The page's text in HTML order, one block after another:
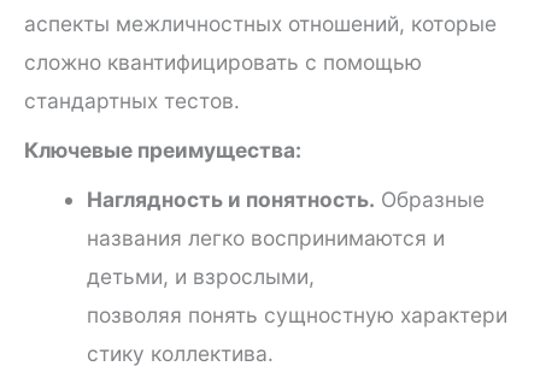
аспекты межличностных отношений, которые
сложно квантифицировать с помощью
стандартных тестов.
Ключевые преимущества:
Наглядность и понятность. Образные
названия легко воспринимаются и
детьми, и взрослыми,
позволяя понять сущностную характери
стику коллектива.